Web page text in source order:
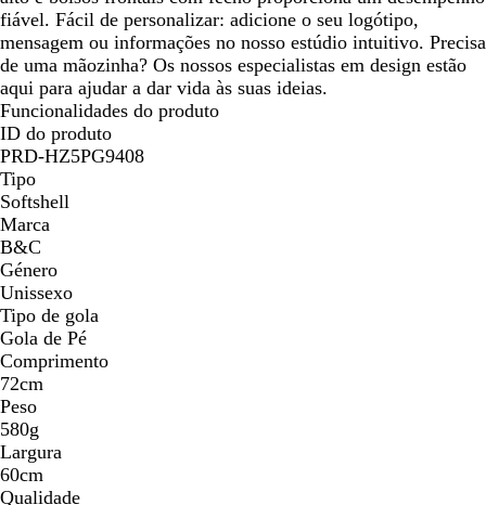
fiável. Fácil de personalizar: adicione o seu logótipo,
mensagem ou informações no nosso estúdio intuitivo. Precisa
de uma mãozinha? Os nossos especialistas em design estão
aqui para ajudar a dar vida às suas ideias.
Funcionalidades do produto
ID do produto
PRD-HZ5PG9408
Tipo
Softshell
Marca
B&C
Género
Unissexo
Tipo de gola
Gola de Pé
Comprimento
72cm
Peso
580g
Largura
60cm
Qualidade